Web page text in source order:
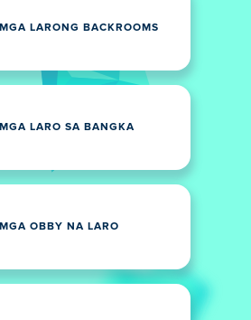
MGA LARONG BACKROOMS
MGA LARO SA BANGKA
MGA OBBY NA LARO